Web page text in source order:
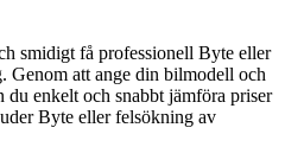
smidigt få professionell Byte eller
Genom att ange din bilmodell och
du enkelt och snabbt jämföra priser
Byte eller felsökning av